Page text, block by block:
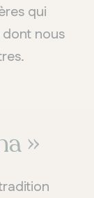
qui
nous
»